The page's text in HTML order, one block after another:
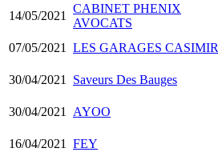
14/05/2021
CABINET PHENIX
AVOCATS
07/05/2021 LES GARAGES CASIMIR
30/04/2021 Saveurs Des Bauges
30/04/2021 AYOO
16/04/2021 FEY